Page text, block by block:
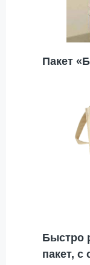
Пакет
Быстро
пакет, с